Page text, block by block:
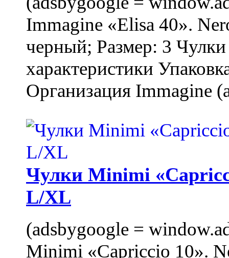
Immagine «Elisa 40».
черный; Размер: 3
характеристики
Организация Immagine
Чулки Minimi
L/XL
(adsbygoogle =
Minimi «Capriccio 10».